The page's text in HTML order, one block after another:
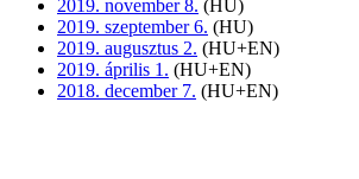
2019. november 8. (HU)
2019. szeptember 6. (HU)
2019. augusztus 2. (HU+EN)
2019. április 1. (HU+EN)
2018. december 7. (HU+EN)